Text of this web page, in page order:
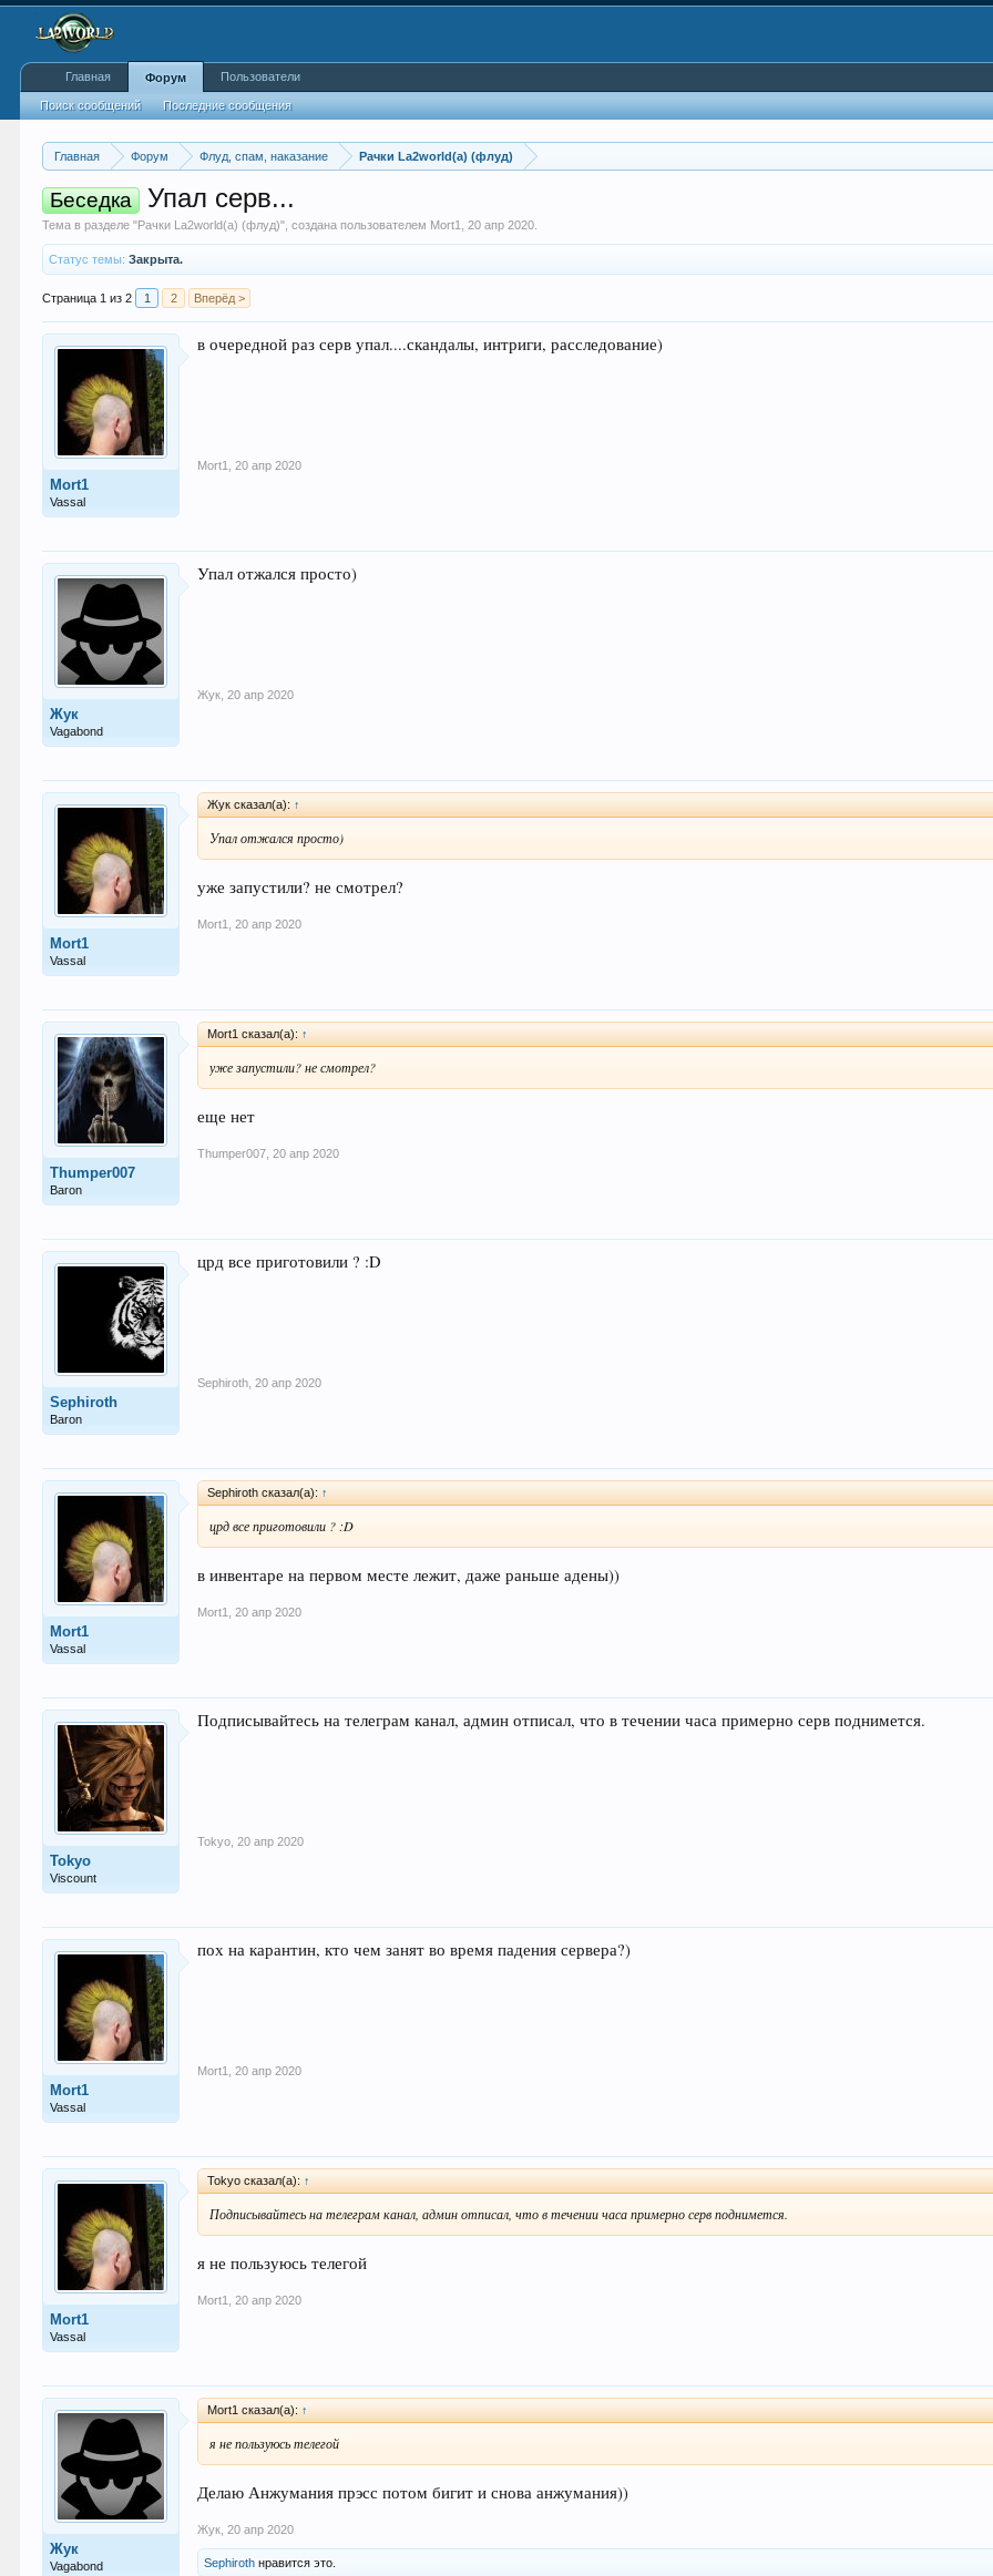
Главная Форум Флуд, спам, наказание Рачки La2world(a) (флуд)
Беседка Упал серв...
Тема в разделе "Рачки La2world(a) (флуд)", создана пользователем Mort1 ,20 апр 2020
Статус темы: Закрыта.
Страница 1 из 2 1 2 Вперёд >
Mort1
Vassal
в очередной раз серв упал....скандалы, интриги, расследование)
Mort1 20 апр 2020
Жук
Vagabond
Упал отжался просто)
Жук 20 апр 2020
Mort1
Vassal
Жук сказал(а): ↑
Упал отжался просто)
уже запустили? не смотрел?
Mort1 20 апр 2020
Thumper007
Baron
Mort1 сказал(а): ↑
уже запустили? не смотрел?
еще нет
Thumper007 20 апр 2020
Sephiroth
Baron
црд все приготовили ? :D
Sephiroth 20 апр 2020
Mort1
Vassal
Sephiroth сказал(а): ↑
црд все приготовили ? :D
в инвентаре на первом месте лежит, даже раньше адены))
Mort1 20 апр 2020
Tokyo
Viscount
Подписывайтесь на телеграм канал, админ отписал, что в течении часа примерно серв поднимется.
Tokyo 20 апр 2020
Mort1
Vassal
пох на карантин, кто чем занят во время падения сервера?)
Mort1 20 апр 2020
Mort1
Vassal
Tokyo сказал(а): ↑
Подписывайтесь на телеграм канал, админ отписал, что в течении часа примерно серв поднимется.
я не пользуюсь телегой
Mort1 20 апр 2020
Жук
Vagabond
Mort1 сказал(а): ↑
я не пользуюсь телегой
Делаю Анжумания прэсс потом бигит и снова анжумания))
Жук 20 апр 2020
Sephiroth нравится это.
Главная Форум
Поиск сообщений Последние сообщения
Пользователи